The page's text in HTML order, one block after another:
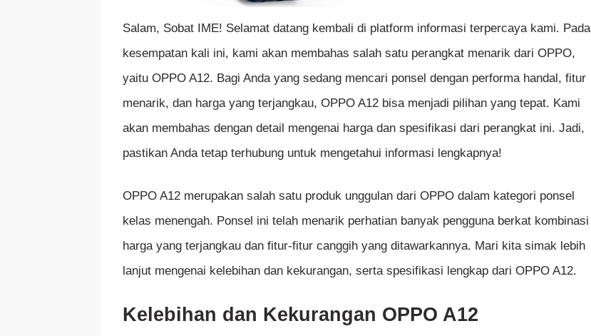
Salam, Sobat IME! Selamat datang kembali di platform informasi terpercaya kami. Pada
kesempatan kali ini, kami akan membahas salah satu perangkat menarik dari OPPO,
yaitu OPPO A12. Bagi Anda yang sedang mencari ponsel dengan performa handal, fitur
menarik, dan harga yang terjangkau, OPPO A12 bisa menjadi pilihan yang tepat. Kami
akan membahas dengan detail mengenai harga dan spesifikasi dari perangkat ini. Jadi,
pastikan Anda tetap terhubung untuk mengetahui informasi lengkapnya!
OPPO A12 merupakan salah satu produk unggulan dari OPPO dalam kategori ponsel
kelas menengah. Ponsel ini telah menarik perhatian banyak pengguna berkat kombinasi
harga yang terjangkau dan fitur-fitur canggih yang ditawarkannya. Mari kita simak lebih
lanjut mengenai kelebihan dan kekurangan, serta spesifikasi lengkap dari OPPO A12.
Kelebihan dan Kekurangan OPPO A12